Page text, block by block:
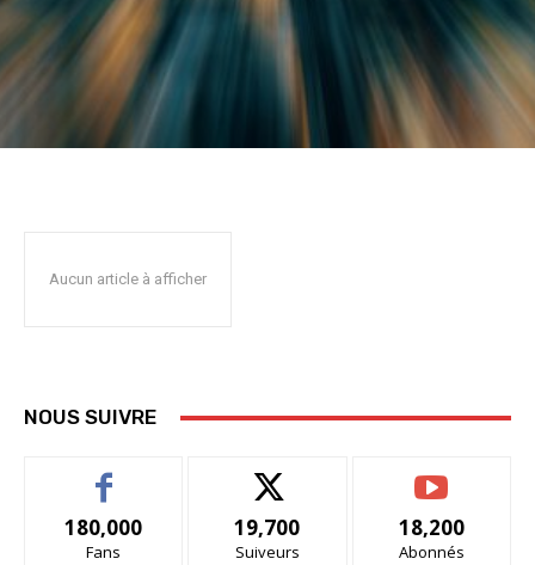
Aucun article à afficher
NOUS SUIVRE
180,000
Fans
19,700
Suiveurs
18,200
Abonnés